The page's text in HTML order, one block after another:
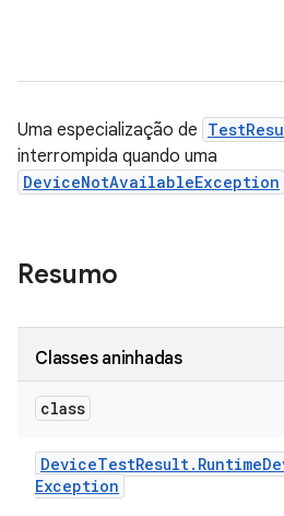
Uma especialização de
interrompida quando uma
DeviceNotAvailableException
Resumo
Classes aninhadas
class
DeviceTestResult. Runtime
Exception